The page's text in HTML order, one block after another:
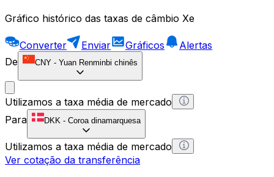
Gráfico histórico das taxas de câmbio Xe
Converter Enviar Gráficos
Alertas
De
CNY - Yuan Renminbi chinês
Utilizamos a taxa média de mercado
Para
DKK - Coroa dinamarquesa
Utilizamos a taxa média de mercado
Ver cotação da transferência